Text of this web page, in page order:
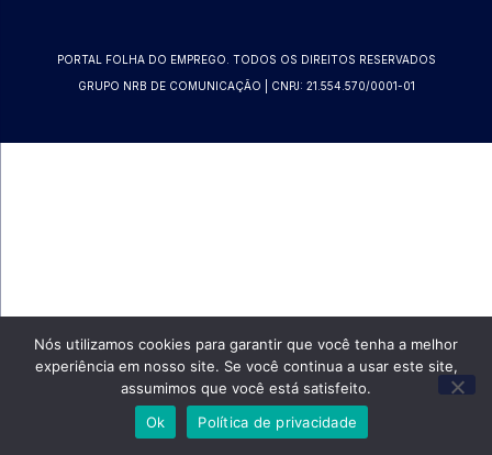
PORTAL FOLHA DO EMPREGO. TODOS OS DIREITOS RESERVADOS
GRUPO NRB DE COMUNICAÇÃO | CNPJ: 21.554.570/0001-01
Nós utilizamos cookies para garantir que você tenha a melhor
experiência em nosso site. Se você continua a usar este site,
assumimos que você está satisfeito.
Ok
Política de privacidade